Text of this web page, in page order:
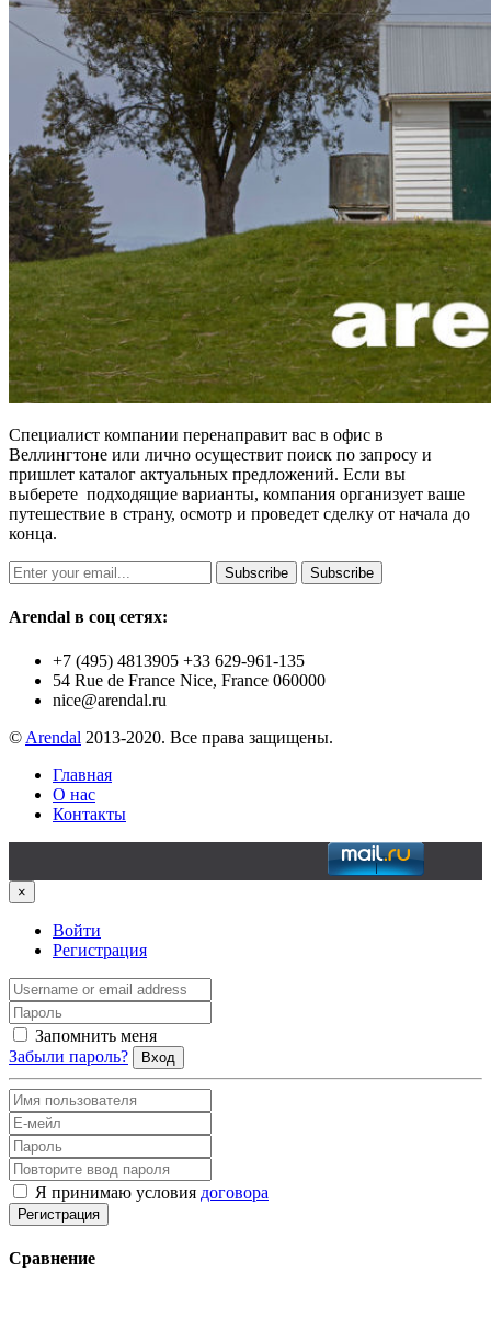
Специалист компании перенаправит вас в офис в
Веллингтоне или лично осуществит поиск по запросу и
пришлет каталог актуальных предложений. Если вы
выберете подходящие варианты, компания организует ваше
путешествие в страну, осмотр и проведет сделку от начала до
конца.
Subscribe Subscribe
Arendal в соц сетях:
+7 (495) 4813905 +33 629-961-135
54 Rue de France Nice, France 060000
nice@arendal.ru
© Arendal 2013-2020. Все права защищены.
Главная
О нас
Контакты
×
Войти
Регистрация
Запомнить меня
Забыли пароль?
Вход
Я принимаю условия договора
Регистрация
Сравнение